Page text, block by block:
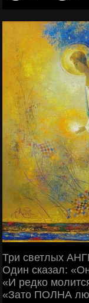
Три светлых
Один сказал:
«И редко
«Зато ПОЛНА